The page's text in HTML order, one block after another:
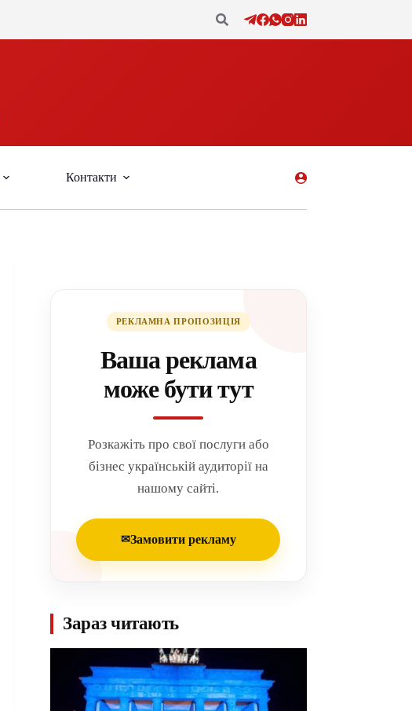
Контакти
РЕКЛАМНА ПРОПОЗИЦІЯ
Ваша реклама
може бути тут
Розкажіть про свої послуги або
бізнес українській аудиторії на
нашому сайті.
✉Замовити рекламу
Зараз читають